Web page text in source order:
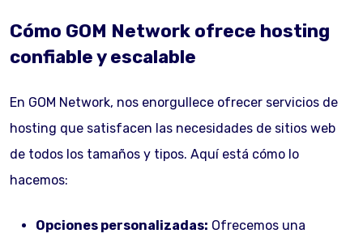
Cómo GOM Network ofrece hosting
confiable y escalable
En GOM Network, nos enorgullece ofrecer servicios de
hosting que satisfacen las necesidades de sitios web
de todos los tamaños y tipos. Aquí está cómo lo
hacemos:
Opciones personalizadas: Ofrecemos una